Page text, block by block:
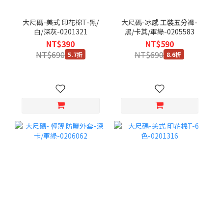
大尺碼-美式 印花棉T-黑/
白/深灰-0201321
NT$390
NT$690 5.7折
大尺碼-冰感 工裝五分褲-
黑/卡其/軍綠-0205583
NT$590
NT$690 8.6折